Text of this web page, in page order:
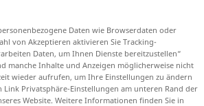
adli
Daten wie Browserdaten oder
von Akzeptieren aktivieren Sie Tracking-
Daten, um Ihnen Dienste bereitzustellen“
manche Inhalte und Anzeigen möglicherweise nicht
wieder aufrufen, um Ihre Einstellungen zu ändern
Privatsphäre-Einstellungen am unteren Rand der
Website. Weitere Informationen finden Sie in